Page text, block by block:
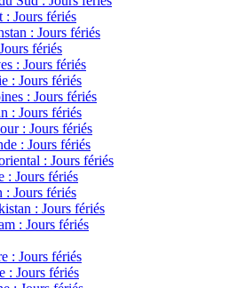
Jours fériés
: Jours fériés
fériés
: Jours fériés
: Jours fériés
: Jours fériés
: Jours fériés
: Jours fériés
: Jours fériés
: Jours fériés
: Jours fériés
: Jours fériés
: Jours fériés
: Jours fériés
: Jours fériés
: Jours fériés